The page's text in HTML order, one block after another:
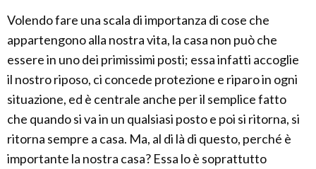
Volendo fare una scala di importanza di cose che
appartengono alla nostra vita, la casa non può che
essere in uno dei primissimi posti; essa infatti accoglie
il nostro riposo, ci concede protezione e riparo in ogni
situazione, ed è centrale anche per il semplice fatto
che quando si va in un qualsiasi posto e poi si ritorna, si
ritorna sempre a casa. Ma, al di là di questo, perché è
importante la nostra casa? Essa lo è soprattutto